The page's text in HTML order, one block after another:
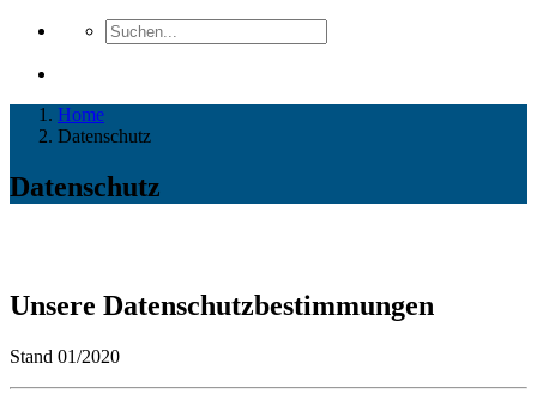
Home
Datenschutz
Datenschutz
Unsere Datenschutzbestimmungen
Stand 01/2020